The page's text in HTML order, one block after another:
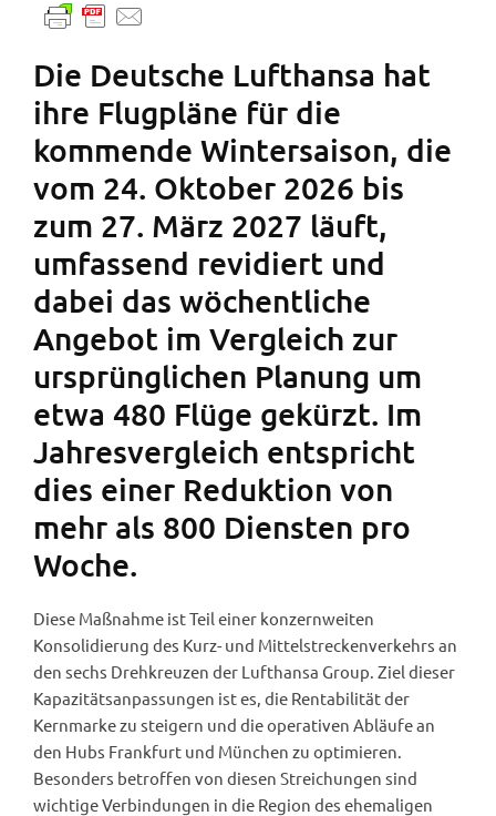
Die Deutsche Lufthansa hat
ihre Flugpläne für die
kommende Wintersaison, die
vom 24. Oktober 2026 bis
zum 27. März 2027 läuft,
umfassend revidiert und
dabei das wöchentliche
Angebot im Vergleich zur
ursprünglichen Planung um
etwa 480 Flüge gekürzt. Im
Jahresvergleich entspricht
dies einer Reduktion von
mehr als 800 Diensten pro
Woche.
Diese Maßnahme ist Teil einer konzernweiten
Konsolidierung des Kurz- und Mittelstreckenverkehrs an
den sechs Drehkreuzen der Lufthansa Group. Ziel dieser
Kapazitätsanpassungen ist es, die Rentabilität der
Kernmarke zu steigern und die operativen Abläufe an
den Hubs Frankfurt und München zu optimieren.
Besonders betroffen von diesen Streichungen sind
wichtige Verbindungen in die Region des ehemaligen